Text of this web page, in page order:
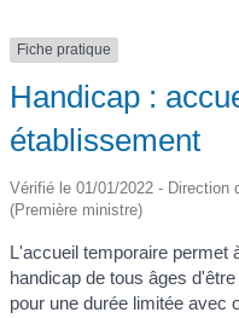
Fiche pratique
Handicap :
établissement
Vérifié le 01/01/2022 - Direction
(Première ministre)
L'accueil temporaire permet
handicap de tous âges
pour une durée limitée avec